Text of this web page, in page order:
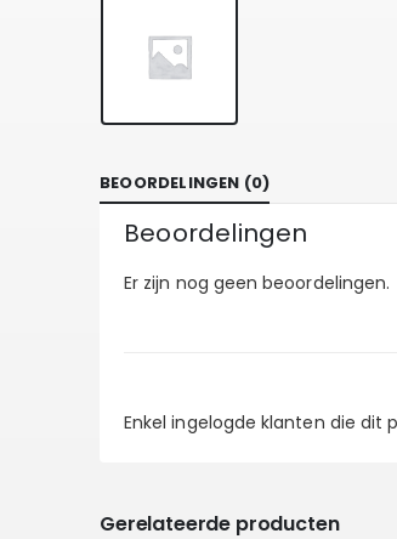
BEOORDELINGEN (0)
Beoordelingen
Er zijn nog geen beoordelingen.
Enkel ingelogde klanten die dit
Gerelateerde producten